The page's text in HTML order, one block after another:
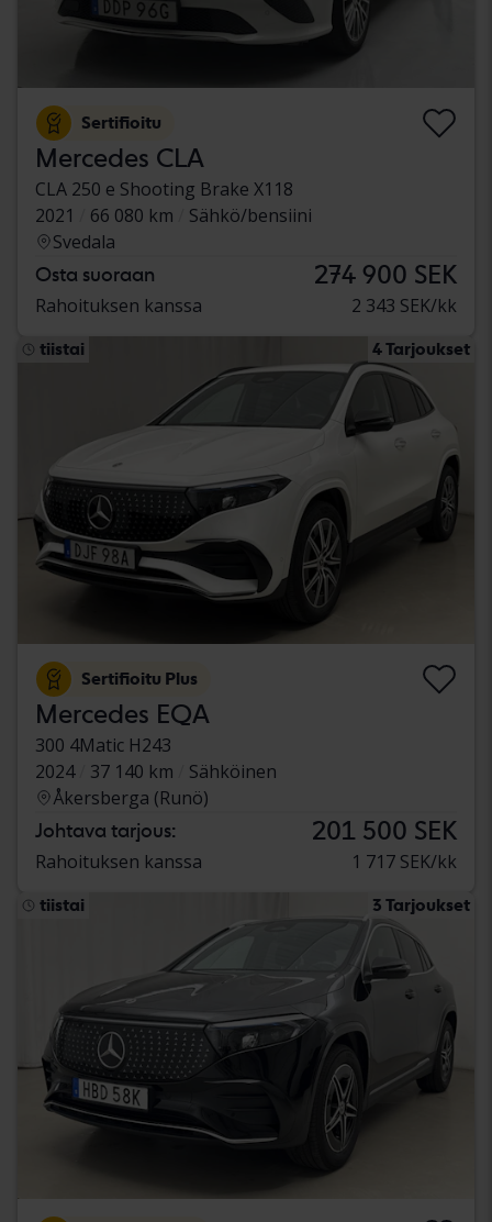
Sertifioitu
Mercedes CLA
CLA 250 e Shooting Brake X118
2021
66 080 km
Sähkö/bensiini
Svedala
Osta suoraan 274 900 SEK
Rahoituksen kanssa 2 343 SEK/kk
tiistai 4 Tarjoukset
Sertifioitu Plus
Mercedes EQA
300 4Matic H243
2024
37 140 km
Sähköinen
Åkersberga (Runö)
Johtava tarjous: 201 500 SEK
Rahoituksen kanssa 1 717 SEK/kk
tiistai 3 Tarjoukset